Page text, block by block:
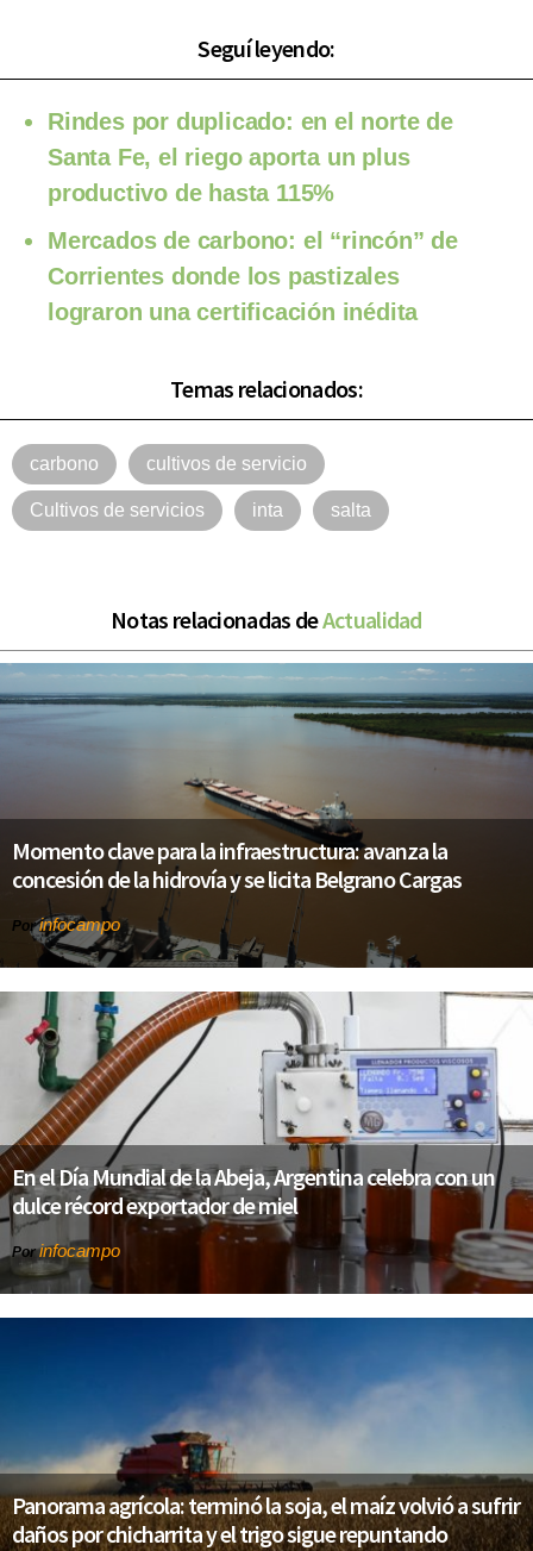
Seguí leyendo:
Rindes por duplicado: en el norte de
Santa Fe, el riego aporta un plus
productivo de hasta 115%
Mercados de carbono: el “rincón” de
Corrientes donde los pastizales
lograron una certificación inédita
Temas relacionados:
carbono cultivos de servicio
Cultivos de servicios inta salta
Notas relacionadas deActualidad
Momento clave para la infraestructura: avanza la
concesión de la hidrovía y se licita Belgrano Cargas
Porinfocampo
En el Día Mundial de la Abeja, Argentina celebra con un
dulce récord exportador de miel
Porinfocampo
Panorama agrícola: terminó la soja, el maíz volvió a sufrir
daños por chicharrita y el trigo sigue repuntando